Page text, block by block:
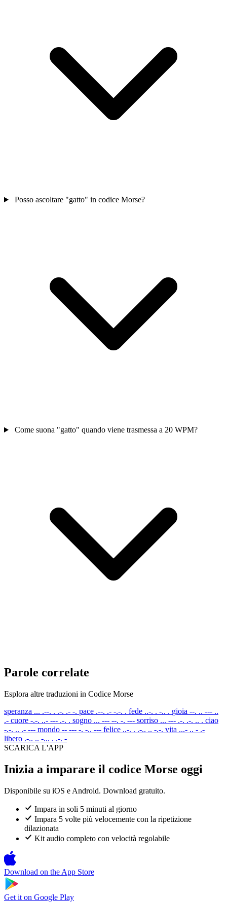
Posso ascoltare "gatto" in codice Morse?
Come suona "gatto" quando viene trasmessa a 20 WPM?
Parole correlate
Esplora altre traduzioni in Codice Morse
speranza ... .--. . .-. .- -. pace .--. .- -.-. . fede ..-. . -.. . gioia --. .. --- ..
.- cuore -.-. ..- --- .-. . sogno ... --- --. -. --- sorriso ... --- .-. .-. .. . ciao
-.-. .. .- --- mondo -- --- -. -.. --- felice ..-. . .-.. .. -.-. vita ...- .. - .-
libero .-.. .. -... . .-. -
SCARICA L'APP
Inizia a imparare il codice Morse oggi
Disponibile su iOS e Android. Download gratuito.
Impara in soli 5 minuti al giorno
Impara 5 volte più velocemente con la ripetizione
dilazionata
Kit audio completo con velocità regolabile
Download on the App Store
Get it on Google Play